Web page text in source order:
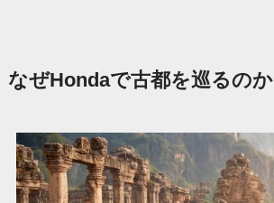
なぜHondaで古都を巡るのか